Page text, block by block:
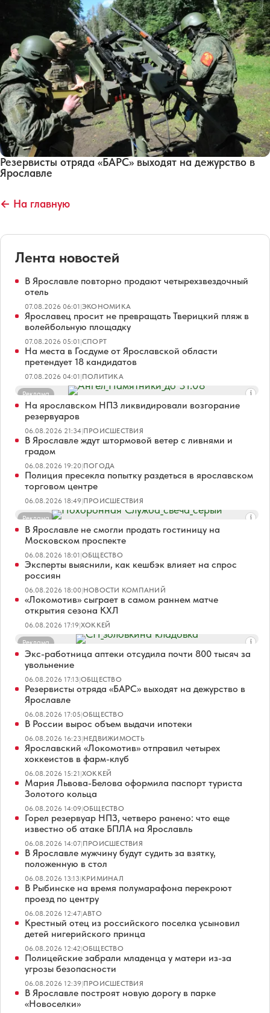
Резервисты отряда «БАРС» выходят на дежурство в
Ярославле
← На главную
Лента новостей
В Ярославле повторно продают четырехзвездочный
отель
07.08.2026 06:01|ЭКОНОМИКА
Ярославец просит не превращать Тверицкий пляж в
волейбольную площадку
07.08.2026 05:01|СПОРТ
На места в Госдуме от Ярославской области
претендует 18 кандидатов
07.08.2026 04:01|ПОЛИТИКА
Реклама
На ярославском НПЗ ликвидировали возгорание
резервуаров
06.08.2026 21:34|ПРОИСШЕСТВИЯ
В Ярославле ждут штормовой ветер с ливнями и
градом
06.08.2026 19:20|ПОГОДА
Полиция пресекла попытку раздеться в ярославском
торговом центре
06.08.2026 18:49|ПРОИСШЕСТВИЯ
Реклама
В Ярославле не смогли продать гостиницу на
Московском проспекте
06.08.2026 18:01|ОБЩЕСТВО
Эксперты выяснили, как кешбэк влияет на спрос
россиян
06.08.2026 18:00|НОВОСТИ КОМПАНИЙ
«Локомотив» сыграет в самом раннем матче
открытия сезона КХЛ
06.08.2026 17:19|ХОККЕЙ
Реклама
Экс-работница аптеки отсудила почти 800 тысяч за
увольнение
06.08.2026 17:13|ОБЩЕСТВО
Резервисты отряда «БАРС» выходят на дежурство в
Ярославле
06.08.2026 17:05|ОБЩЕСТВО
В России вырос объем выдачи ипотеки
06.08.2026 16:23|НЕДВИЖИМОСТЬ
Ярославский «Локомотив» отправил четырех
хоккеистов в фарм-клуб
06.08.2026 15:21|ХОККЕЙ
Мария Львова-Белова оформила паспорт туриста
Золотого кольца
06.08.2026 14:09|ОБЩЕСТВО
Горел резервуар НПЗ, четверо ранено: что еще
известно об атаке БПЛА на Ярославль
06.08.2026 14:07|ПРОИСШЕСТВИЯ
В Ярославле мужчину будут судить за взятку,
положенную в стол
06.08.2026 13:13|КРИМИНАЛ
В Рыбинске на время полумарафона перекроют
проезд по центру
06.08.2026 12:47|АВТО
Крестный отец из российского поселка усыновил
детей нигерийского принца
06.08.2026 12:42|ОБЩЕСТВО
Полицейские забрали младенца у матери из-за
угрозы безопасности
06.08.2026 12:39|ПРОИСШЕСТВИЯ
В Ярославле построят новую дорогу в парке
«Новоселки»